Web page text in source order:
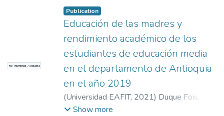
No Thumbnail Available
Publication
Educación de las madres y
rendimiento académico de los
estudiantes de educación media
en el departamento de Antioquia
en el año 2019
(Universidad EAFIT, 2021) Duque Fois, Juan
Sebastián;España Eljaiek , Irina Rosa
Show more